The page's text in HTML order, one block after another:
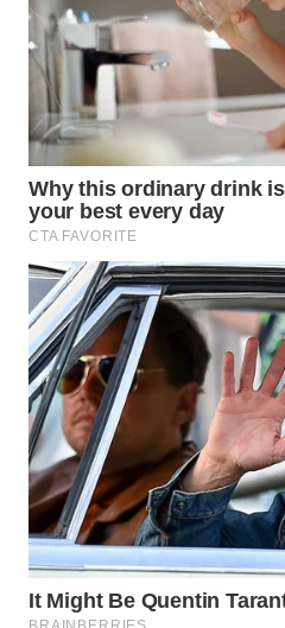
TV
WAHANANEWS
ID
WAHANANEWS
CO ID
WAHANANEWS
NET
WAHANA
SPORT
WAHANA
UMKM
WAHANA
SELEB
WAHANA